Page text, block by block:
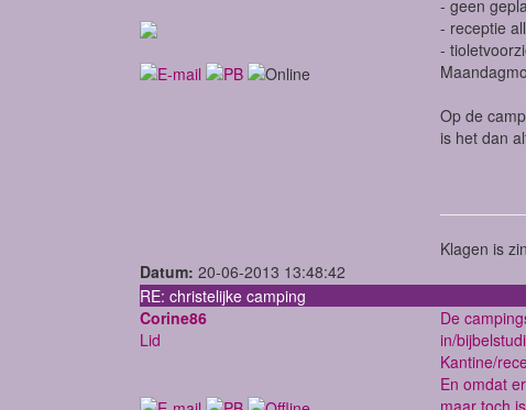
- geen
- receptie
-
Op de
is het dan
Klagen is
Datum: 20-06-2013 13:48:42
RE: christelijke camping
Corine86
Lid
De
in/
Kantine/
En omdat
maar toch